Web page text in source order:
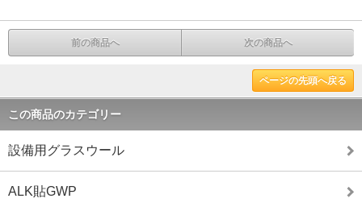
前の商品へ 次の商品へ
ページの先頭へ戻る
この商品のカテゴリー
設備用グラスウール
ALK貼GWP